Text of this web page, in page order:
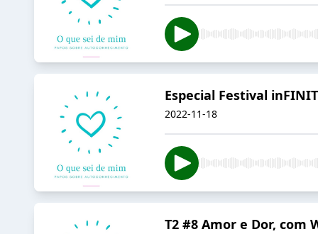
Especial Festival
2022-11-18
T2 #8 Amor e Dor, com